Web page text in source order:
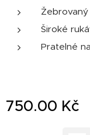
Široké
Pratelné
750.00 Kč